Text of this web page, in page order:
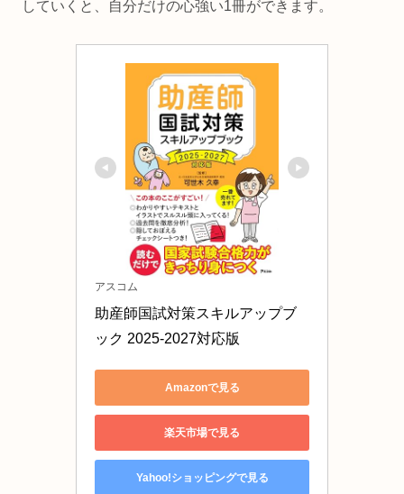
していくと、自分だけの心強い1冊ができます。
アスコム
助産師国試対策スキルアップブ
ック 2025-2027対応版
Amazonで見る
楽天市場で見る
Yahoo!ショッピングで見る